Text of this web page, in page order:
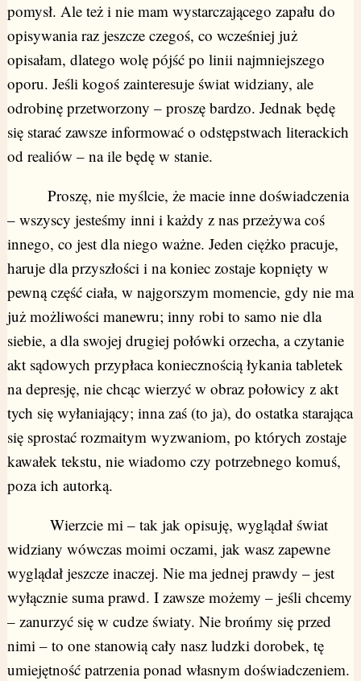
pomysł. Ale też i nie mam wystarczającego zapału do
opisywania raz jeszcze czegoś, co wcześniej już
opisałam, dlatego wolę pójść po linii najmniejszego
oporu. Jeśli kogoś zainteresuje świat widziany, ale
odrobinę przetworzony – proszę bardzo. Jednak będę
się starać zawsze informować o odstępstwach literackich
od realiów – na ile będę w stanie.
Proszę, nie myślcie, że macie inne doświadczenia
– wszyscy jesteśmy inni i każdy z nas przeżywa coś
innego, co jest dla niego ważne. Jeden ciężko pracuje,
haruje dla przyszłości i na koniec zostaje kopnięty w
pewną część ciała, w najgorszym momencie, gdy nie ma
już możliwości manewru; inny robi to samo nie dla
siebie, a dla swojej drugiej połówki orzecha, a czytanie
akt sądowych przypłaca koniecznością łykania tabletek
na depresję, nie chcąc wierzyć w obraz połowicy z akt
tych się wyłaniający; inna zaś (to ja), do ostatka starająca
się sprostać rozmaitym wyzwaniom, po których zostaje
kawałek tekstu, nie wiadomo czy potrzebnego komuś,
poza ich autorką.
Wierzcie mi – tak jak opisuję, wyglądał świat
widziany wówczas moimi oczami, jak wasz zapewne
wyglądał jeszcze inaczej. Nie ma jednej prawdy – jest
wyłącznie suma prawd. I zawsze możemy – jeśli chcemy
– zanurzyć się w cudze światy. Nie brońmy się przed
nimi – to one stanowią cały nasz ludzki dorobek, tę
umiejętność patrzenia ponad własnym doświadczeniem.